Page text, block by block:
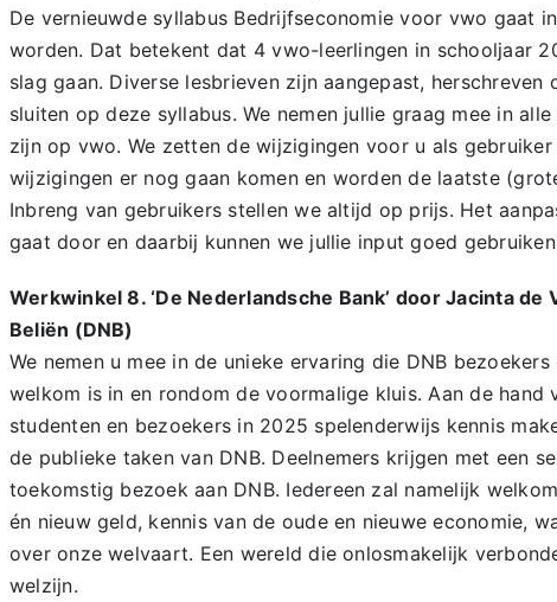
De vernieuwde syllabus Bedrijfseconomie voor vwo gaat
worden. Dat betekent dat 4 vwo-leerlingen in schooljaar
slag gaan. Diverse lesbrieven zijn aangepast,
sluiten op deze syllabus. We nemen jullie graag mee in
zijn op vwo. We zetten de wijzigingen voor u als
wijzigingen er nog gaan komen en worden de laatste
Inbreng van gebruikers stellen we altijd op prijs. Het
gaat door en daarbij kunnen we jullie input goed
Werkwinkel 8. ‘De Nederlandsche Bank’ door Jacinta
Beliën (DNB)
We nemen u mee in de unieke ervaring die DNB
welkom is in en rondom de voormalige kluis. Aan de hand
studenten en bezoekers in 2025 spelenderwijs kennis
de publieke taken van DNB. Deelnemers krijgen met een
toekomstig bezoek aan DNB. Iedereen zal namelijk
én nieuw geld, kennis van de oude en nieuwe economie,
over onze welvaart. Een wereld die onlosmakelijk
welzijn.